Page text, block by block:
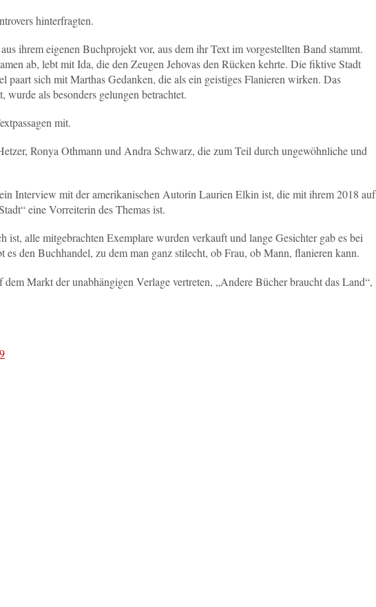
hinterfragten.
ihrem eigenen Buchprojekt vor, aus dem ihr Text im vorgestellten Band stammt.
ab, lebt mit Ida, die den Zeugen Jehovas den Rücken kehrte. Die fiktive Stadt
sich mit Marthas Gedanken, die als ein geistiges Flanieren wirken. Das
als besonders gelungen betrachtet.
mit.
Ronya Othmann und Andra Schwarz, die zum Teil durch ungewöhnliche und
Interview mit der amerikanischen Autorin Laurien Elkin ist, die mit ihrem 2018 auf
eine Vorreiterin des Themas ist.
ist, alle mitgebrachten Exemplare wurden verkauft und lange Gesichter gab es bei
den Buchhandel, zu dem man ganz stilecht, ob Frau, ob Mann, flanieren kann.
Markt der unabhängigen Verlage vertreten, „Andere Bücher braucht das Land“,